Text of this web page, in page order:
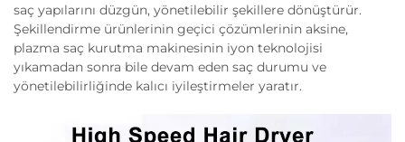
saç yapılarını düzgün, yönetilebilir şekillere dönüştürür.
Şekillendirme ürünlerinin geçici çözümlerinin aksine,
plazma saç kurutma makinesinin iyon teknolojisi
yıkamadan sonra bile devam eden saç durumu ve
yönetilebilirliğinde kalıcı iyileştirmeler yaratır.